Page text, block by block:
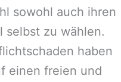
sowohl auch ihren
selbst zu wählen.
haben
einen freien und